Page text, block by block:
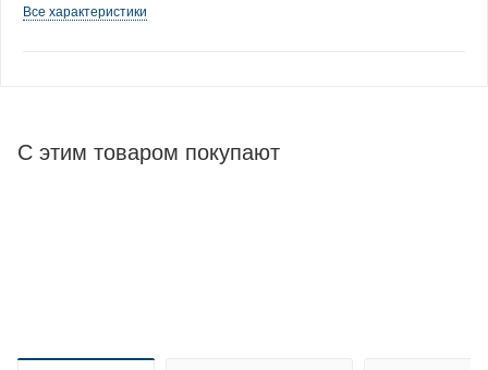
Все характеристики
С этим товаром покупают